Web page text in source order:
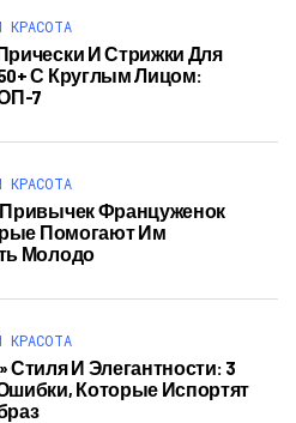
КРАСОТА
И Стрижки Для
С Круглым Лицом:
7
КРАСОТА
Француженок
Помогают Им
Молодо
КРАСОТА
Стиля И Элегантности: 3
Которые Испортят